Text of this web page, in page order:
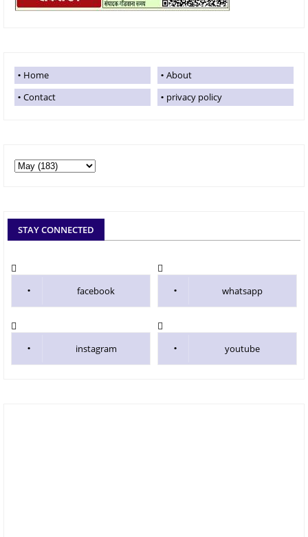
Home
About
Contact
privacy policy
STAY CONNECTED
facebook whatsapp
instagram youtube